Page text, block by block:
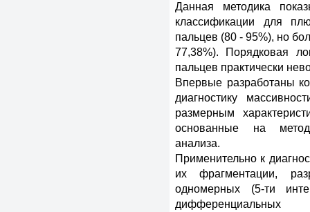
Данная методика
классификации для
пальцев (80 - 95%), но
77,38%). Порядковая
пальцев практически
Впервые разработаны
диагностику
размерным
основанные на
анализа.
Применительно к
их фрагментации,
одномерных (5-ти